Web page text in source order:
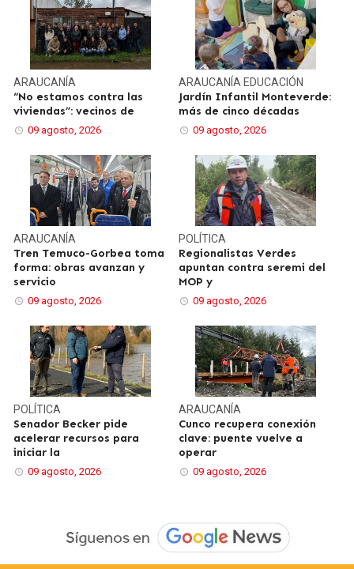
ARAUCANÍA
“No estamos contra las
viviendas”: vecinos de
09 agosto, 2026
ARAUCANÍA EDUCACIÓN
Jardín Infantil Monteverde:
más de cinco décadas
09 agosto, 2026
ARAUCANÍA
Tren Temuco-Gorbea toma
forma: obras avanzan y
servicio
09 agosto, 2026
POLÍTICA
Regionalistas Verdes
apuntan contra seremi del
MOP y
09 agosto, 2026
POLÍTICA
Senador Becker pide
acelerar recursos para
iniciar la
09 agosto, 2026
ARAUCANÍA
Cunco recupera conexión
clave: puente vuelve a
operar
09 agosto, 2026